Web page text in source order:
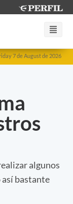
7 de August de 2026
algunos
bastante